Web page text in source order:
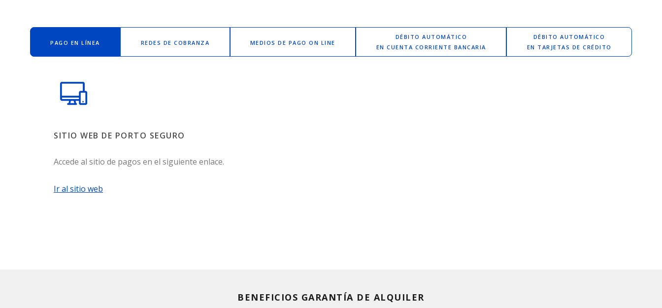
PAGO EN LÍNEA REDES DE COBRANZA MEDIOS DE PAGO ON LINE
DÉBITO AUTOMÁTICO
EN CUENTA CORRIENTE BANCARIA
DÉBITO AUTOMÁTICO
EN TARJETAS DE CRÉDITO
SITIO WEB DE PORTO SEGURO
Accede al sitio de pagos en el siguiente enlace.
Ir al sitio web
BENEFICIOS GARANTÍA DE ALQUILER